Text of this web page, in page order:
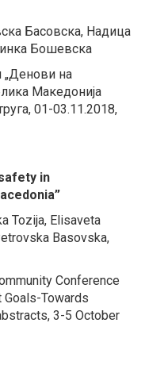
Басовска, Надица
Бошевска
„Денови на
Македонија
01-03.11.2018,
in
Tozija, Elisaveta
Basovska,
Conference
Towards
3-5 October